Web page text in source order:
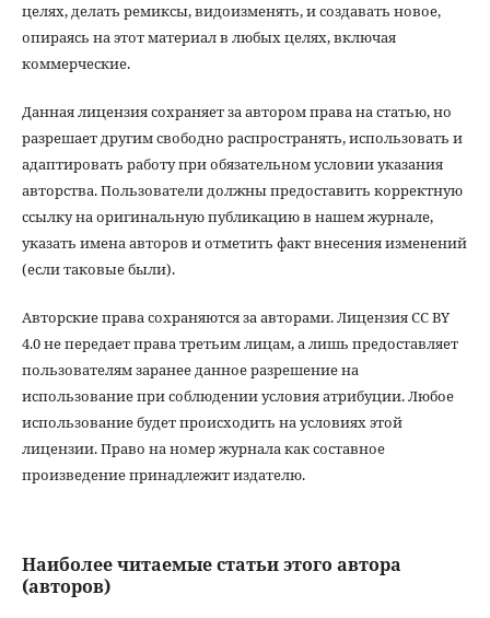
целях, делать ремиксы, видоизменять, и создавать новое,
опираясь на этот материал в любых целях, включая
коммерческие.
Данная лицензия сохраняет за автором права на статью, но
разрешает другим свободно распространять, использовать и
адаптировать работу при обязательном условии указания
авторства. Пользователи должны предоставить корректную
ссылку на оригинальную публикацию в нашем журнале,
указать имена авторов и отметить факт внесения изменений
(если таковые были).
Авторские права сохраняются за авторами. Лицензия CC BY
4.0 не передает права третьим лицам, а лишь предоставляет
пользователям заранее данное разрешение на
использование при соблюдении условия атрибуции. Любое
использование будет происходить на условиях этой
лицензии. Право на номер журнала как составное
произведение принадлежит издателю.
Наиболее читаемые статьи этого автора
(авторов)